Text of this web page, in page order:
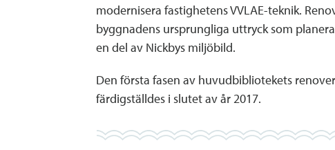
modernisera fastighetens VVLAE-teknik.
byggnadens ursprungliga uttryck som
en del av Nickbys miljöbild.
Den första fasen av huvudbibliotekets
färdigställdes i slutet av år 2017.